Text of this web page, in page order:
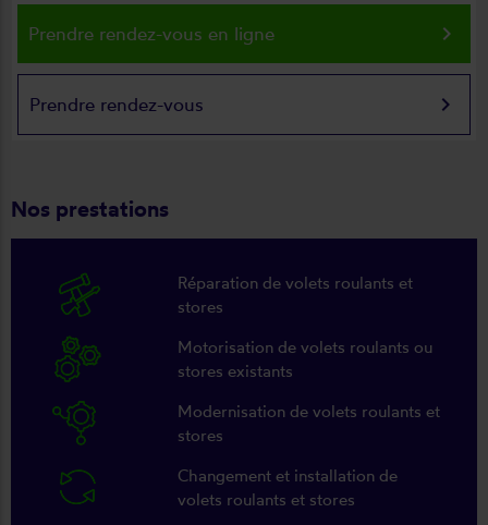
Prendre rendez-vous en ligne keyboard_arrow_right
Prendre rendez-vous keyboard_arrow_right
Nos prestations
Réparation de volets roulants et
stores
Motorisation de volets roulants ou
stores existants
Modernisation de volets roulants et
stores
Changement et installation de
volets roulants et stores